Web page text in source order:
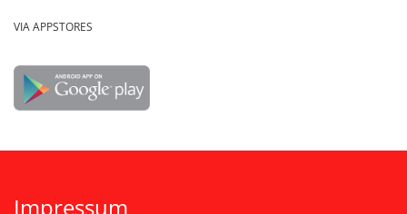
VIA APPSTORES
Impressum